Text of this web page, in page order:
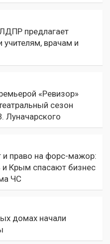
предлагает
учителям, врачам и
«Ревизор»
сезон
Луначарского
право на форс-мажор:
и Крым спасают бизнес
ЧС
домах начали